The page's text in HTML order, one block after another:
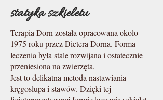
statyka szkieletu
Terapia Dorn została opracowana około
1975 roku przez Dietera Dorna. Forma
leczenia była stale rozwijana i ostatecznie
przeniesiona na zwierzęta.
Jest to delikatna metoda nastawiania
kręgosłupa i stawów. Dzięki tej